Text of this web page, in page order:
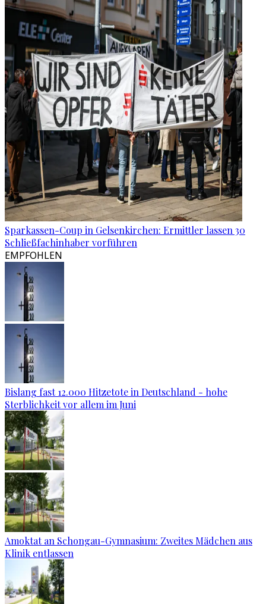
Sparkassen-Coup in Gelsenkirchen: Ermittler lassen 30
Schließfachinhaber vorführen
EMPFOHLEN
Bislang fast 12.000 Hitzetote in Deutschland - hohe
Sterblichkeit vor allem im Juni
Amoktat an Schongau-Gymnasium: Zweites Mädchen aus
Klinik entlassen